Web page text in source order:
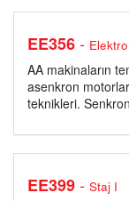
EE356-
AA makinaların
asenkron
teknikleri.
EE399- Staj I